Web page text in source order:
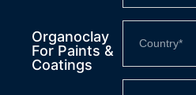
Organoclay
For Paints &
Coatings